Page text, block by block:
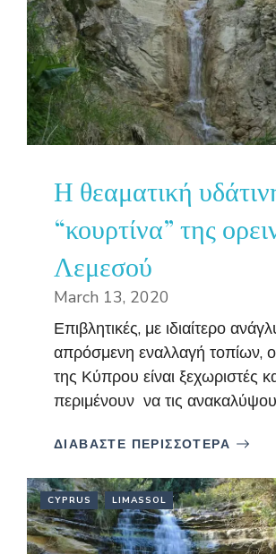
Η θεαματική
“κουρτίνα” της
Λεμεσού
March 13, 2020
Επιβλητικές, με ιδιαίτερο
απρόσμενη εναλλαγή τοπίων,
της Κύπρου είναι ξεχωριστές
περιμένουν να τις
ΔΙΑΒΑΣΤΕ ΠΕΡΙΣΣΟΤΕΡΑ
CYPRUS LIMASSOL